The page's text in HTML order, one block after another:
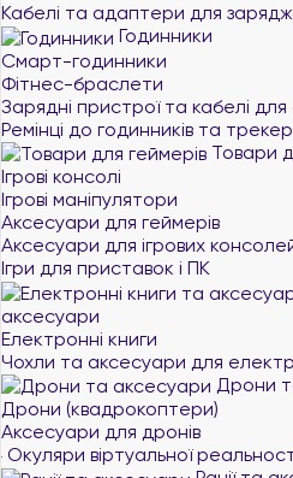
Кабелі та адаптери для
Годинники
Смарт-годинники
Фітнес-браслети
Зарядні пристрої та кабелі
Ремінці до годинників та
Товари
Ігрові консолі
Ігрові маніпулятори
Аксесуари для геймерів
Аксесуари для ігрових
Ігри для приставок і ПК
аксесуари
Електронні книги
Чохли та аксесуари для
Дрони
Дрони (квадрокоптери)
Аксесуари для дронів
Окуляри віртуальної